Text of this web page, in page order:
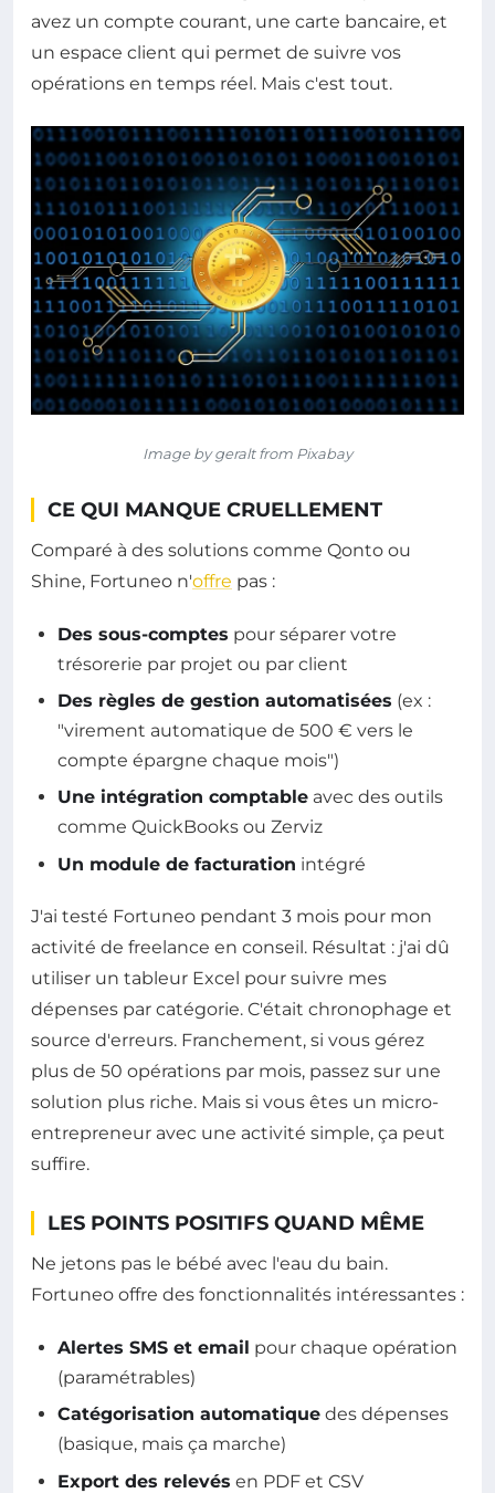
avez un compte courant, une carte bancaire, et
un espace client qui permet de suivre vos
opérations en temps réel. Mais c'est tout.
Image by geralt from Pixabay
CE QUI MANQUE CRUELLEMENT
Comparé à des solutions comme Qonto ou
Shine, Fortuneo n'offre pas :
Des sous-comptes pour séparer votre
trésorerie par projet ou par client
Des règles de gestion automatisées (ex :
"virement automatique de 500 € vers le
compte épargne chaque mois")
Une intégration comptable avec des outils
comme QuickBooks ou Zerviz
Un module de facturation intégré
J'ai testé Fortuneo pendant 3 mois pour mon
activité de freelance en conseil. Résultat : j'ai dû
utiliser un tableur Excel pour suivre mes
dépenses par catégorie. C'était chronophage et
source d'erreurs. Franchement, si vous gérez
plus de 50 opérations par mois, passez sur une
solution plus riche. Mais si vous êtes un micro-
entrepreneur avec une activité simple, ça peut
suffire.
LES POINTS POSITIFS QUAND MÊME
Ne jetons pas le bébé avec l'eau du bain.
Fortuneo offre des fonctionnalités intéressantes :
Alertes SMS et email pour chaque opération
(paramétrables)
Catégorisation automatique des dépenses
(basique, mais ça marche)
Export des relevés en PDF et CSV